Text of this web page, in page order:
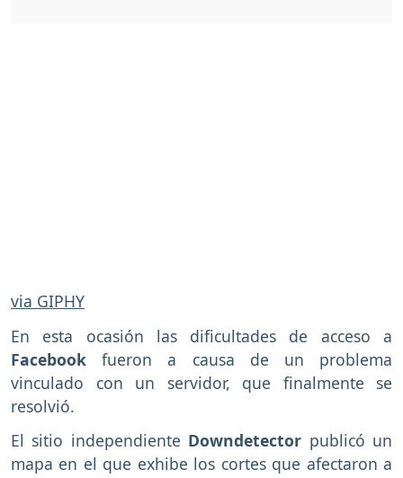
via GIPHY
En esta ocasión las dificultades de acceso a
Facebookfueron a causa de un problema
vinculado con un servidor, que finalmente se
resolvió.
El sitio independiente Downdetector publicó un
mapa en el que exhibe los cortes que afectaron a